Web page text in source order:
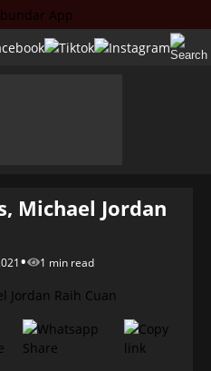
Michael Jordan
• 1 min read